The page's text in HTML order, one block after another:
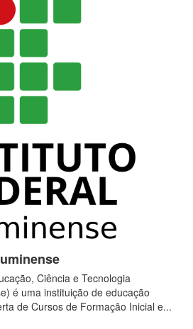
Ciência e Tecnologia
é uma instituição de educação
de Cursos de Formação Inicial e...